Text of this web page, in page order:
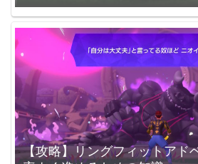
【攻略】リングフィットアド